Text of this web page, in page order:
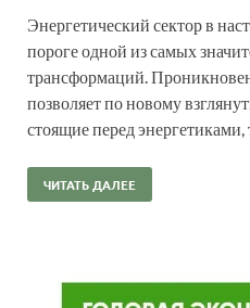
Энергетический сектор в
пороге одной из самых
трансформаций.
позволяет по новому
стоящие перед энергетиками,
ЧИТАТЬ ДАЛЕЕ